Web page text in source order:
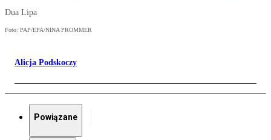
Dua Lipa
Foto: PAP/EPA/NINA PROMMER
Alicja Podskoczy
Powiązane